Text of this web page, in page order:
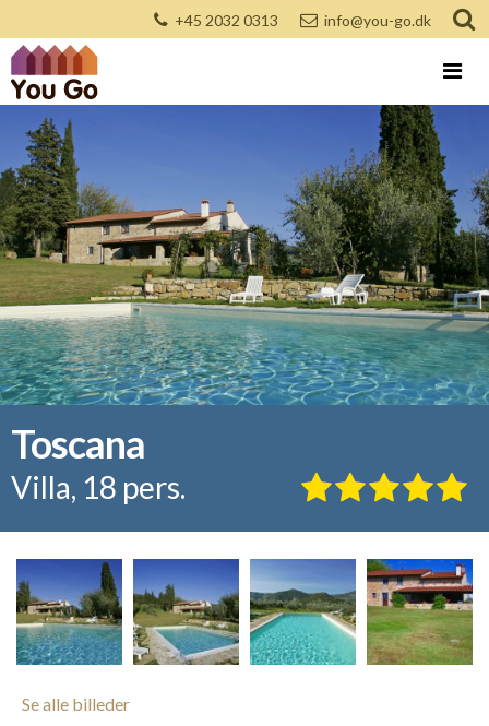
+45 2032 0313 info@you-go.dk
Toscana
Villa, 18 pers.
Se alle billeder